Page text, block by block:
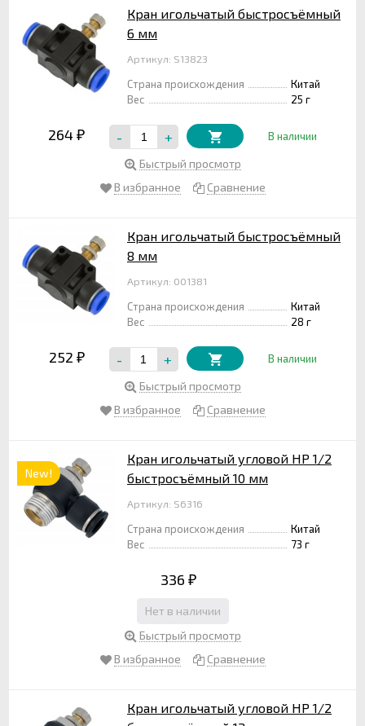
Кран игольчатый быстросъёмный
6 мм
Артикул: S13823
Страна происхождения
Китай
Вес
25 г
264 ₽ - + В наличии
Быстрый просмотр
В избранное
Сравнение
Кран игольчатый быстросъёмный
8 мм
Артикул: 001381
Страна происхождения
Китай
Вес
28 г
252 ₽ - + В наличии
Быстрый просмотр
В избранное
Сравнение
New!
Кран игольчатый угловой НР 1/2
быстросъёмный 10 мм
Артикул: S6316
Страна происхождения
Китай
Вес
73 г
336 ₽
Нет в наличии
Быстрый просмотр
В избранное
Сравнение
Кран игольчатый угловой НР 1/2